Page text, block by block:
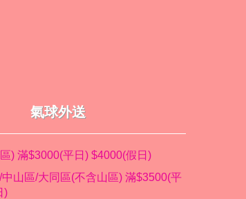
氣球外送
) 滿$3000(平日) $4000(假日)
山區/大同區(不含山區) 滿$3500(平
)